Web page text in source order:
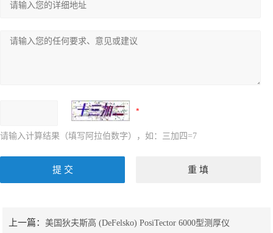
请输入计算结果（填写阿拉伯数字），如：三加四=7
上一篇：美国狄夫斯高 (DeFelsko) PosiTector 6000型测厚仪